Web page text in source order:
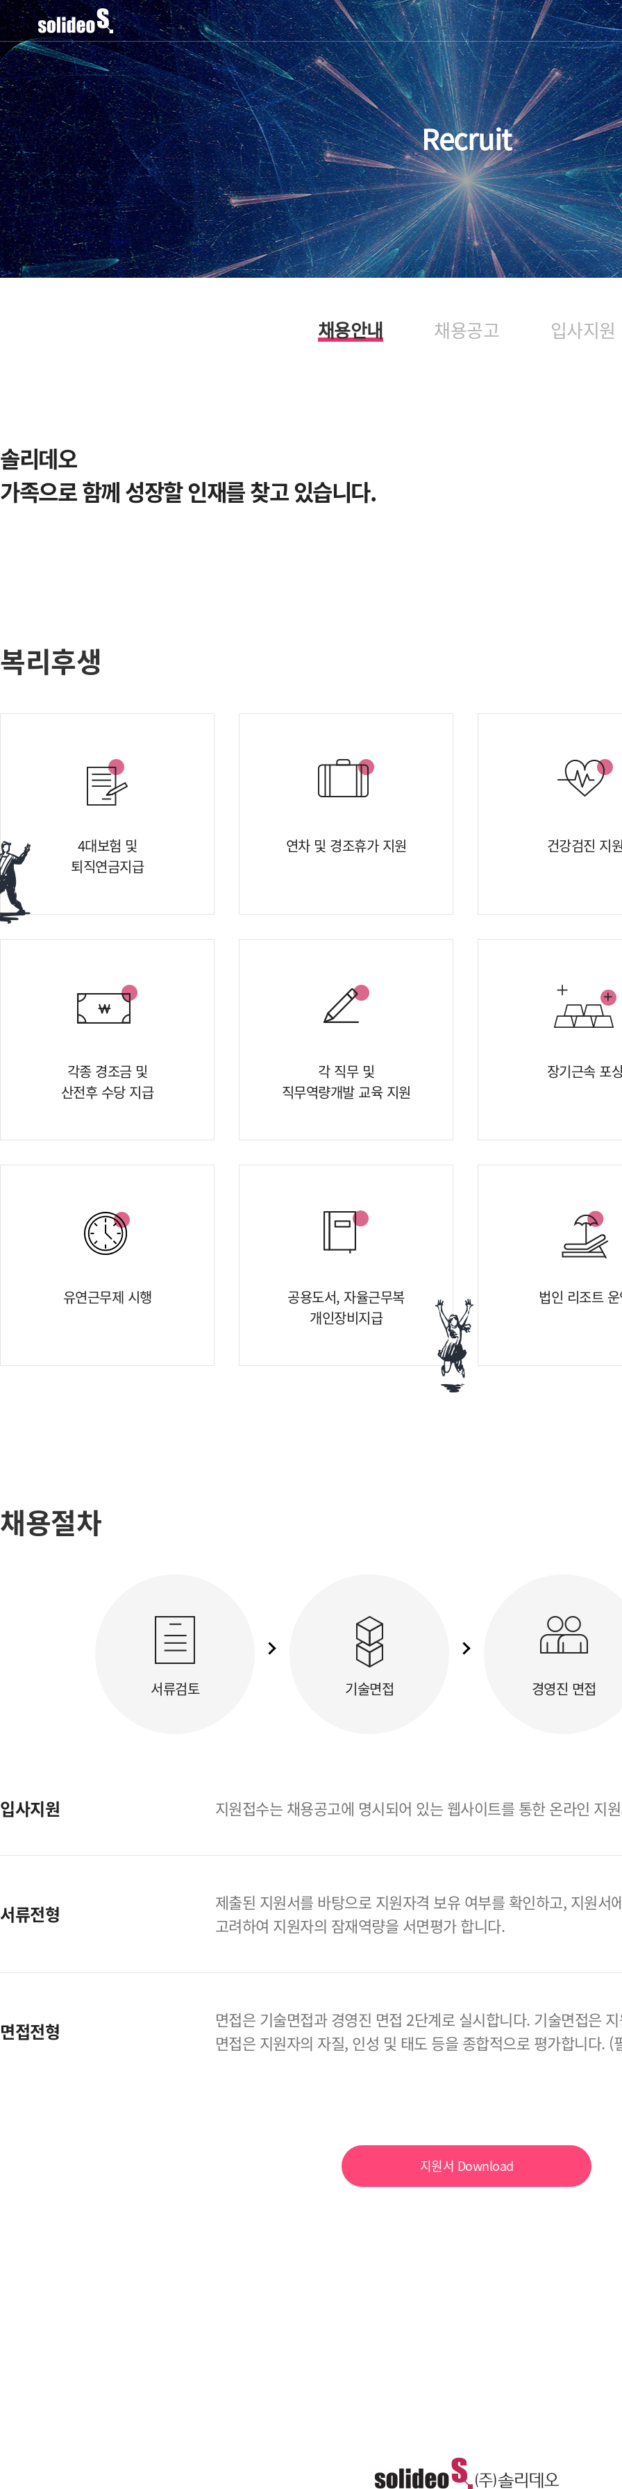
Recruit
채용안내 채용공고 입사지원
솔리데오
가족으로 함께 성장할 인재를찾고 있습니다.
복리후생
4대보험 및
퇴직연금지급
연차 및 경조휴가 지원 건강검진 지
각종 경조금 및
산전후 수당 지급
각 직무 및
직무역량개발 교육 지원
장기근속 포
유연근무제 시행
공용도서, 자율근무복
개인장비지급
법인 리조트
채용절차
서류검토 기술면접 경영진 면접
입사지원 지원접수는 채용공고에 명시되어 있는 웹사이트를 통한 온라인 지
서류전형
제출된 지원서를 바탕으로 지원자격 보유 여부를 확인하고, 지원서
고려하여 지원자의 잠재역량을 서면평가 합니다.
면접전형 면접은 기술면접과 경영진 면접 2단계로 실시합니다. 기술면접은
면접은 지원자의 자질, 인성 및 태도 등을 종합적으로 평가합니다. (
지원서 Download